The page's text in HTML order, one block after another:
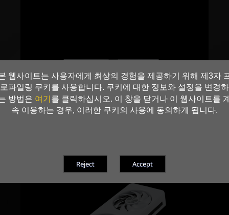
웹사이트는 사용자에게 최상의 경험을 제공하기 위해 제3자
로파일링 쿠키를 사용합니다. 쿠키에 대한 정보와 설정을 변경하
방법은 여기를 클릭하십시오. 이 창을 닫거나 이 웹사이트를
속 이용하는 경우, 이러한 쿠키의 사용에 동의하게 됩니다.